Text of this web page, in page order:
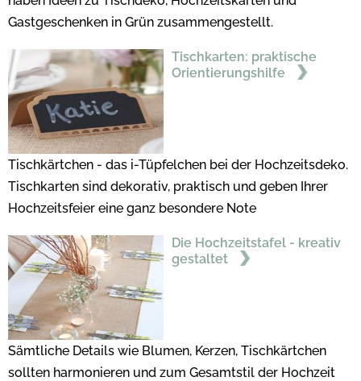
Gastgeschenken in Grün zusammengestellt.
Tischkarten: praktische
Orientierungshilfe
Tischkärtchen - das i-Tüpfelchen bei der Hochzeitsdeko.
Tischkarten sind dekorativ, praktisch und geben Ihrer
Hochzeitsfeier eine ganz besondere Note
Die Hochzeitstafel - kreativ
gestaltet
Sämtliche Details wie Blumen, Kerzen, Tischkärtchen
sollten harmonieren und zum Gesamtstil der Hochzeit